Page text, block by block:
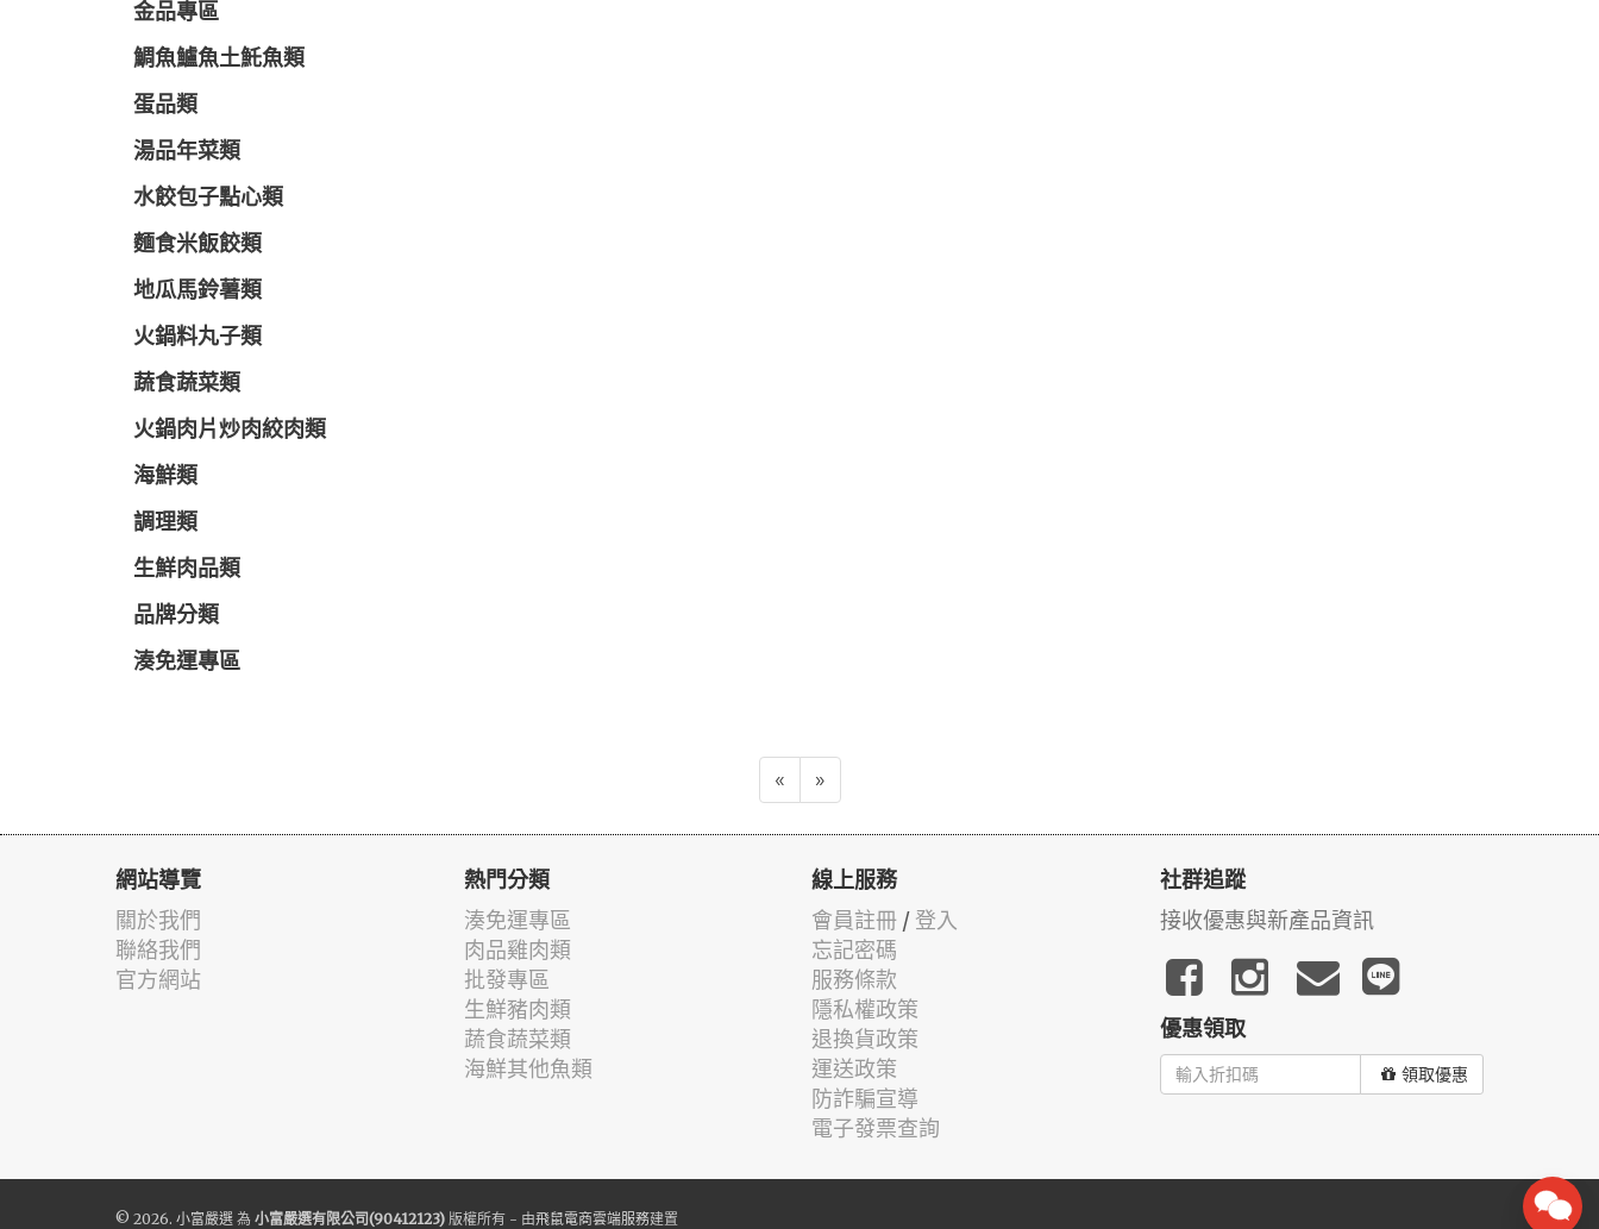
金品專區
鯛魚鱸魚土魠魚類
蛋品類
湯品年菜類
水餃包子點心類
麵食米飯餃類
地瓜馬鈴薯類
火鍋料丸子類
蔬食蔬菜類
火鍋肉片炒肉絞肉類
海鮮類
調理類
生鮮肉品類
品牌分類
湊免運專區
« »
網站導覽
關於我們
聯絡我們
官方網站
熱門分類
湊免運專區
肉品雞肉類
批發專區
生鮮豬肉類
蔬食蔬菜類
海鮮其他魚類
線上服務
會員註冊 / 登入
忘記密碼
服務條款
隱私權政策
退換貨政策
運送政策
防詐騙宣導
電子發票查詢
社群追蹤
接收優惠與新產品資訊
優惠領取
領取優惠
© 2026. 小富嚴選 為 小富嚴選有限公司(90412123) 版權所有 - 由飛鼠電商雲端服務建置